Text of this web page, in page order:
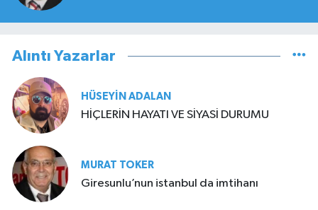
Alıntı Yazarlar
HÜSEYIN ADALAN
HİÇLERİN HAYATI VE SİYASİ DURUMU
MURAT TOKER
Giresunlu’nun istanbul da imtihanı